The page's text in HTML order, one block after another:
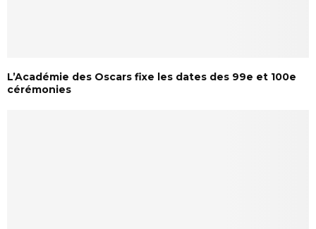
L’Académie des Oscars fixe les dates des 99e et 100e
cérémonies